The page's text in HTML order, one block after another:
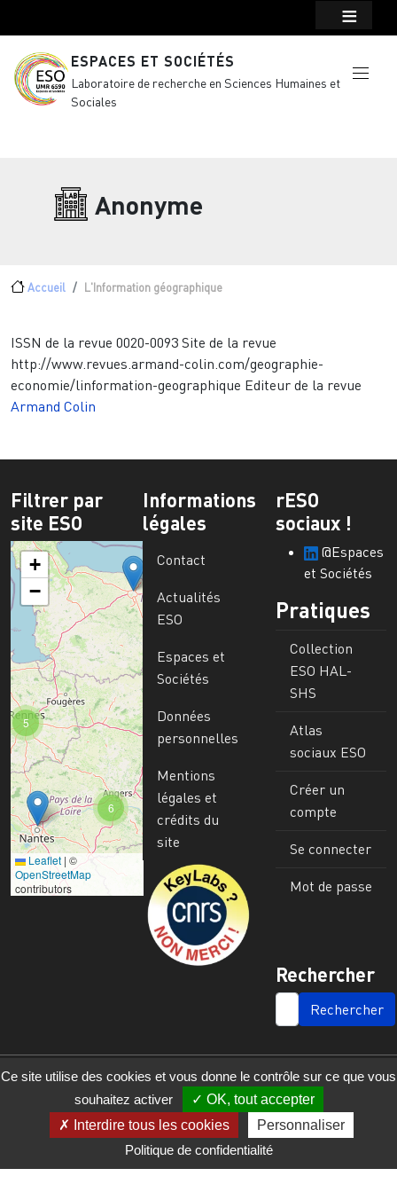
ESPACES ET SOCIÉTÉS
Laboratoire de recherche en Sciences Humaines et
Sociales
Anonyme
Fil d'Ariane
Accueil L'Information géographique
ISSN de la revue 0020-0093 Site de la revue
http://www.revues.armand-colin.com/geographie-
economie/linformation-geographique Editeur de la revue
Armand Colin
Filtrer par
site ESO
6
5
+
−
Leaflet | ©
OpenStreetMap
contributors
Informations
légales
Contact
Actualités
ESO
Espaces et
Sociétés
Données
personnelles
Mentions
légales et
crédits du
site
Image
rESO
sociaux !
@Espaces
et Sociétés
Pratiques
Collection
ESO HAL-
SHS
Atlas
sociaux ESO
Créer un
compte
Se connecter
Mot de passe
Rechercher
SEARCH
© 2023 - 2025 - UMR 6590 - Espaces et Sociétés
Ce site utilise des cookies et vous donne le contrôle sur ce que vous
souhaitez activer
OK, tout accepter
Interdire tous les cookies
Personnaliser
Politique de confidentialité